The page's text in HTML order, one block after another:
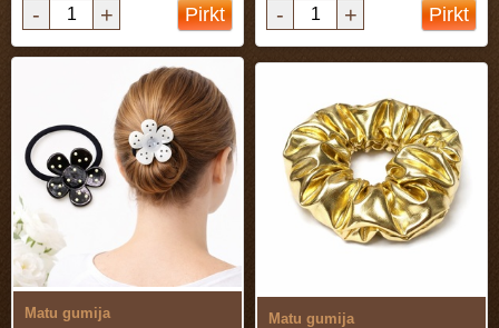
- + Pirkt - + Pirkt
Matu gumija
Matu gumija